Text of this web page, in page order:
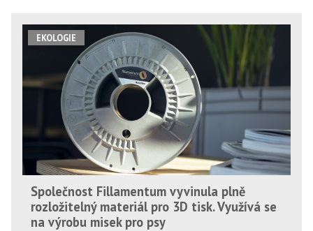
EKOLOGIE
Společnost Fillamentum vyvinula plně
rozložitelný materiál pro 3D tisk. Využívá se
na výrobu misek pro psy